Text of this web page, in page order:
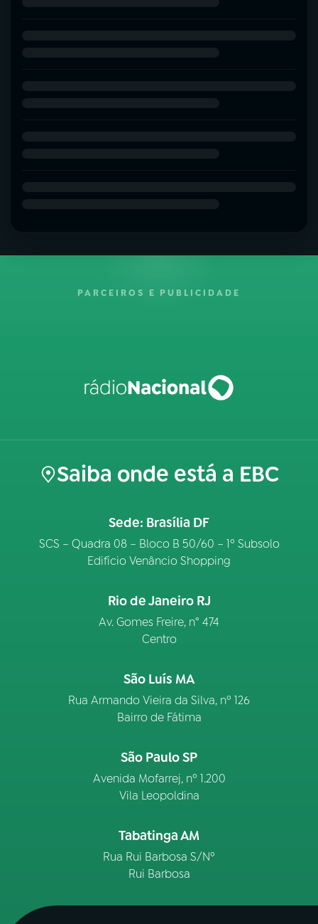
PARCEIROS E PUBLICIDADE
Saiba onde está a EBC
Sede: Brasília DF
SCS – Quadra 08 – Bloco B 50/60 – 1º Subsolo
Edifício Venâncio Shopping
Rio de Janeiro RJ
Av. Gomes Freire, n° 474
Centro
São Luís MA
Rua Armando Vieira da Silva, nº 126
Bairro de Fátima
São Paulo SP
Avenida Mofarrej, nº 1.200
Vila Leopoldina
Tabatinga AM
Rua Rui Barbosa S/Nº
Rui Barbosa